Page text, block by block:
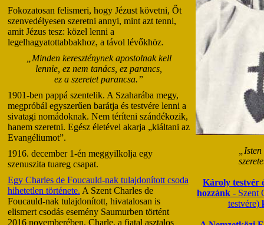
Fokozatosan felismeri, hogy Jézust követni, Őt
szenvedélyesen szeretni annyi, mint azt tenni,
amit Jézus tesz: közel lenni a
legelhagyatottabbakhoz, a távol lévőkhöz.
„Minden kereszténynek apostolnak kell
lennie, ez nem tanács, ez parancs,
ez a szeretet parancsa.”
1901-ben pappá szentelik. A Szaharába megy,
megpróbál egyszerűen barátja és testvére lenni a
sivatagi nomádoknak. Nem téríteni szándékozik,
hanem szeretni. Egész életével akarja „kiáltani az
Evangéliumot”.
1916. december 1-én meggyilkolja egy
szenuszita tuareg csapat.
Egy Charles de Foucauld-nak tulajdonított csoda
hihetetlen története. A Szent Charles de
Foucauld-nak tulajdonított, hivatalosan is
elismert csodás esemény Saumurben történt
2016 novemberében. Charle, a fiatal asztalos
Károly testvér
hozzánk - Szent
testvére)